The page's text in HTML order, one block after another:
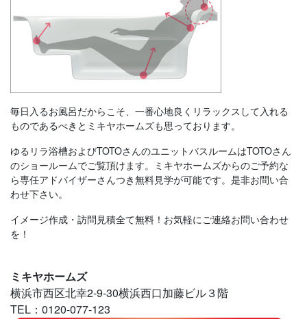
毎日入るお風呂だからこそ、一番心地良くリラックスして入れる
ものであるべきとミキヤホームズも思っております。
ゆるリラ浴槽およびTOTOさんのユニットバスルームはTOTOさん
のショールームでご覧頂けます。ミキヤホームズからのご予約な
ら専任アドバイザーさんつき無料見学が可能です。是非お問い合
わせ下さい。
イメージ作成・訪問見積全て無料！お気軽にご連絡お問い合わせ
を！
ミキヤホームズ
横浜市西区北幸2-9-30横浜西口加藤ビル３階
TEL：0120-077-123